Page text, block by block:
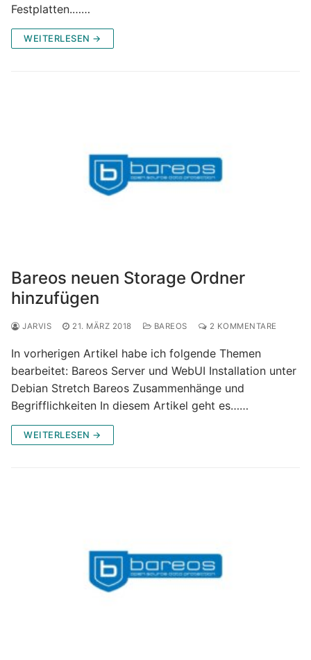
Festplatten.……
WEITERLESEN →
Bareos neuen Storage Ordner
hinzufügen
JARVIS 21. MÄRZ 2018 BAREOS 2 KOMMENTARE
In vorherigen Artikel habe ich folgende Themen
bearbeitet: Bareos Server und WebUI Installation unter
Debian Stretch Bareos Zusammenhänge und
Begrifflichkeiten In diesem Artikel geht es……
WEITERLESEN →